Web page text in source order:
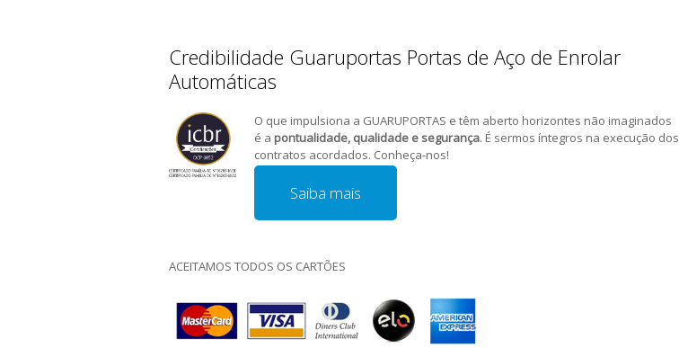
Credibilidade Guaruportas Portas de Aço de Enrolar
Automáticas
O que impulsiona a GUARUPORTAS e têm aberto horizontes não imaginados
é a pontualidade, qualidade e segurança. É sermos íntegros na execução dos
contratos acordados. Conheça-nos!
Saiba mais
ACEITAMOS TODOS OS CARTÕES